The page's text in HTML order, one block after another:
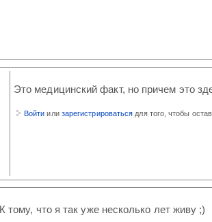
Это медицинский факт, но причем это
Войти или зарегистрироваться для того, чтобы
К тому, что я так уже несколько лет живу ;)